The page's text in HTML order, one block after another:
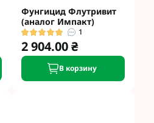
Фунгицид Флутривит
(аналог Импакт)
1
2 904.00 ₴
В корзину